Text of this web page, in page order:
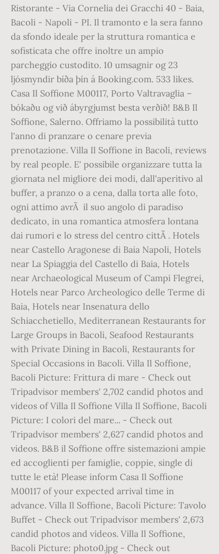
Ristorante - Via Cornelia dei Gracchi 40 - Baia,
Bacoli - Napoli - PI. Il tramonto e la sera fanno
da sfondo ideale per la struttura romantica e
sofisticata che offre inoltre un ampio
parcheggio custodito. 10 umsagnir og 23
ljósmyndir bíða þín á Booking.com. 533 likes.
Casa Il Soffione M00117, Porto Valtravaglia –
bókaðu og við ábyrgjumst besta verðið! B&B Il
Soffione, Salerno. Offriamo la possibilità tutto
l'anno di pranzare o cenare previa
prenotazione. Villa Il Soffione in Bacoli, reviews
by real people. E' possibile organizzare tutta la
giornata nel migliore dei modi, dall'aperitivo al
buffer, a pranzo o a cena, dalla torta alle foto,
ogni attimo avrÃ il suo angolo di paradiso
dedicato, in una romantica atmosfera lontana
dai rumori e lo stress del centro cittÃ . Hotels
near Castello Aragonese di Baia Napoli, Hotels
near La Spiaggia del Castello di Baia, Hotels
near Archaeological Museum of Campi Flegrei,
Hotels near Parco Archeologico delle Terme di
Baia, Hotels near Insenatura dello
Schiacchetiello, Mediterranean Restaurants for
Large Groups in Bacoli, Seafood Restaurants
with Private Dining in Bacoli, Restaurants for
Special Occasions in Bacoli. Villa Il Soffione,
Bacoli Picture: Frittura di mare - Check out
Tripadvisor members' 2,702 candid photos and
videos of Villa Il Soffione Villa Il Soffione, Bacoli
Picture: I colori del mare... - Check out
Tripadvisor members' 2,627 candid photos and
videos. B&B il Soffione offre sistemazioni ampie
ed accoglienti per famiglie, coppie, single di
tutte le età! Please inform Casa Il Soffione
M00117 of your expected arrival time in
advance. Villa Il Soffione, Bacoli Picture: Tavolo
Buffet - Check out Tripadvisor members' 2,673
candid photos and videos. Villa Il Soffione,
Bacoli Picture: photo0.jpg - Check out